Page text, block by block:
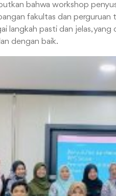
bahwa workshop
fakultas dan perguruan
langkah pasti dan jelas,
dengan baik.